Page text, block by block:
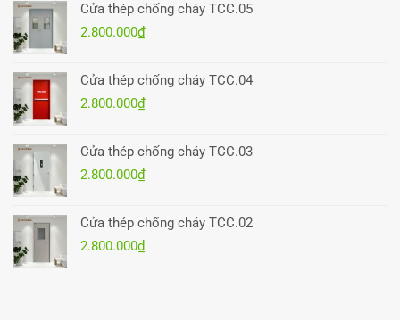
Cửa thép chống cháy TCC.05
2.800.000₫
Cửa thép chống cháy TCC.04
2.800.000₫
Cửa thép chống cháy TCC.03
2.800.000₫
Cửa thép chống cháy TCC.02
2.800.000₫